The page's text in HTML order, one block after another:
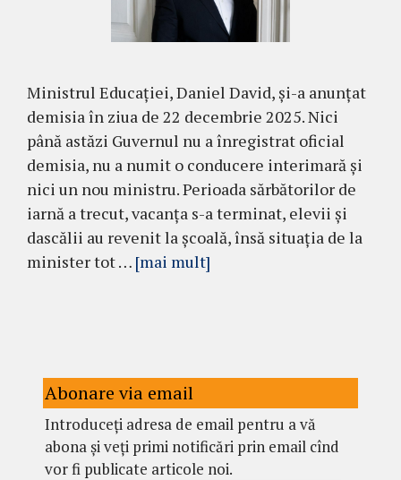
Ministrul Educației, Daniel David, și-a anunțat
demisia în ziua de 22 decembrie 2025. Nici
până astăzi Guvernul nu a înregistrat oficial
demisia, nu a numit o conducere interimară și
nici un nou ministru. Perioada sărbătorilor de
iarnă a trecut, vacanța s-a terminat, elevii și
dascălii au revenit la școală, însă situația de la
minister tot … [mai mult]
Abonare via email
Introduceți adresa de email pentru a vă
abona și veți primi notificări prin email cînd
vor fi publicate articole noi.